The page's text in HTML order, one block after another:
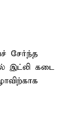
சேர்ந்த
இட்லி கடை